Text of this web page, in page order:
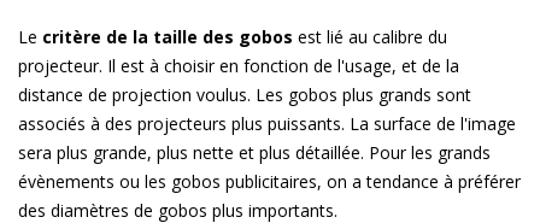
Le critère de la taille des gobos est lié au calibre du
projecteur. Il est à choisir en fonction de l'usage, et de la
distance de projection voulus. Les gobos plus grands sont
associés à des projecteurs plus puissants. La surface de l'image
sera plus grande, plus nette et plus détaillée. Pour les grands
évènements ou les gobos publicitaires, on a tendance à préférer
des diamètres de gobos plus importants.